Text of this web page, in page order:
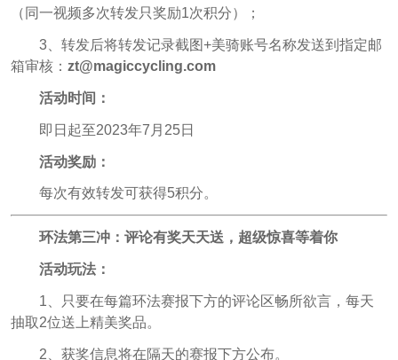
（同一视频多次转发只奖励1次积分）；
3、转发后将转发记录截图+美骑账号名称发送到指定邮
箱审核： zt@magiccycling.com
活动时间：
即日起至2023年7月25日
活动奖励：
每次有效转发可获得5积分。
环法第三冲：评论有奖天天送，超级惊喜等着你
活动玩法：
1、只要在每篇环法赛报下方的评论区畅所欲言，每天
抽取2位送上精美奖品。
2、获奖信息将在隔天的赛报下方公布。